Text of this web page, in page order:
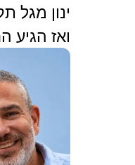
ינון מגל
ואז הגיע